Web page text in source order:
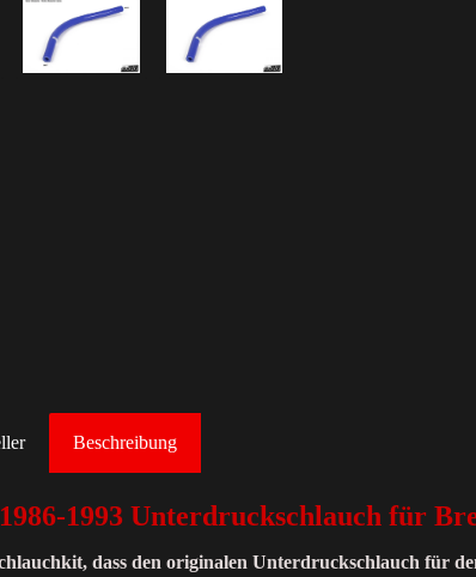
Beschreibung
1993 Unterdruckschlauch für
dass den originalen Unterdruckschlauch für